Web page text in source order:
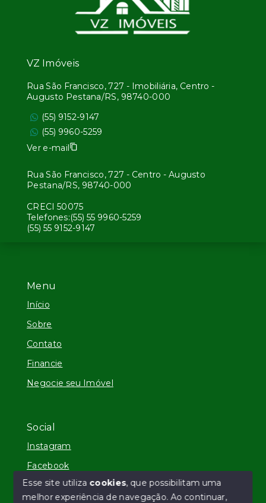
Menu
Início
Sobre
Contato
Financie
Negocie seu Imóvel
Social
Instagram
Facebook
VZ Imóveis
Rua São Francisco, 727 - Imobiliária, Centro -
Augusto Pestana/RS, 98740-000
(55) 9152-9147
(55) 9960-5259
Ver e-mail
Rua São Francisco, 727 - Centro - Augusto
Pestana/RS, 98740-000
CRECI 50075
Telefones:(55) 55 9960-5259
(55) 55 9152-9147
Esse site utiliza cookies, que possibilitam uma
melhor experiência de navegação.Ao continuar,